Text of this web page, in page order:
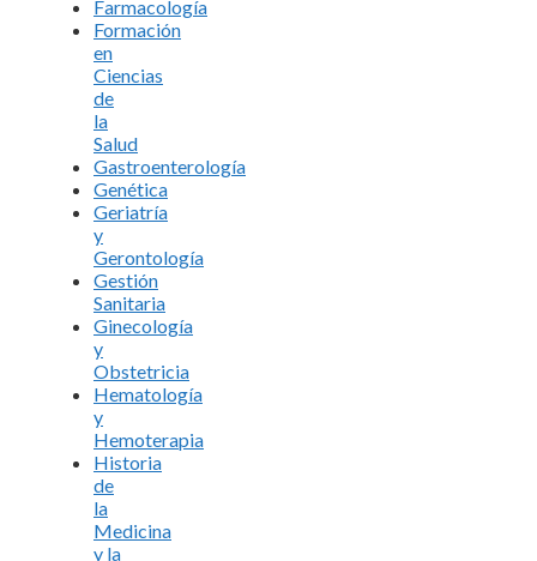
Farmacología
Formación
en
Ciencias
de
la
Salud
Gastroenterología
Genética
Geriatría
y
Gerontología
Gestión
Sanitaria
Ginecología
y
Obstetricia
Hematología
y
Hemoterapia
Historia
de
la
Medicina
y la